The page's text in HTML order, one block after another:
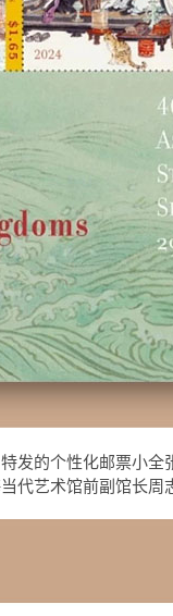
发的个性化邮票小全
代艺术馆前副馆长周